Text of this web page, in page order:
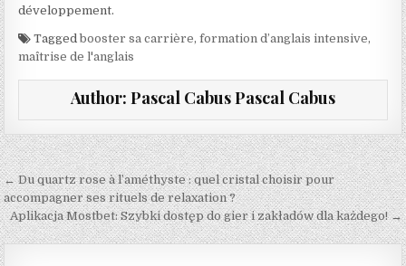
développement.
Taggedbooster sa carrière,formation d’anglais intensive,
maîtrise de l'anglais
Author: Pascal Cabus Pascal Cabus
Navigation de l’article
← Du quartz rose à l’améthyste : quel cristal choisir pour
accompagner ses rituels de relaxation ?
Aplikacja Mostbet: Szybki dostęp do gier i zakładów dla każdego! →